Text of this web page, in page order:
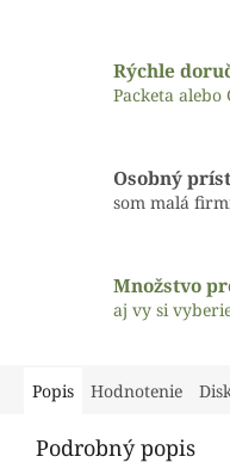
Rýchle
Packeta alebo
Osobný
som malá
Množstvo
aj vy si
Popis Hodnotenie
Podrobný popis